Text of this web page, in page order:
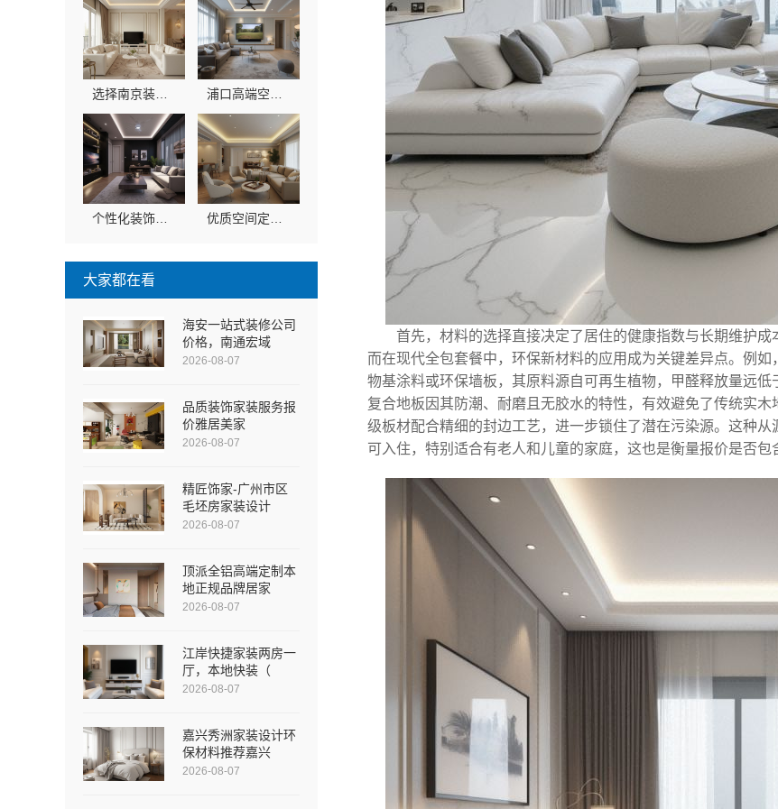
大家都在看
海安一站式装修公司
价格，南通宏域
2026-08-07
品质装饰家装服务报
价雅居美家
2026-08-07
精匠饰家-广州市区
毛坯房家装设计
2026-08-07
顶派全铝高端定制本
地正规品牌居家
2026-08-07
江岸快捷家装两房一
厅，本地快装（
2026-08-07
嘉兴秀洲家装设计环
保材料推荐嘉兴
2026-08-07
首先，材料的选择直接决定了居住的健康指数与长期维护
而在现代全包套餐中，环保新材料的应用成为关键差异点。例
物基涂料或环保墙板，其原料源自可再生植物，甲醛释放量远
复合地板因其防潮、耐磨且无胶水的特性，有效避免了传统实
级板材配合精细的封边工艺，进一步锁住了潜在污染源。这种
可入住，特别适合有老人和儿童的家庭，这也是衡量报价是否包